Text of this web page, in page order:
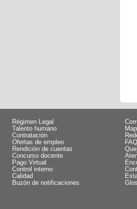
Régimen Legal
Talento humano
Contratación
Ofertas de empleo
Rendición de cuentas
Concurso docente
Pago Virtual
Control interno
Calidad
Buzón de notificaciones
FAQ